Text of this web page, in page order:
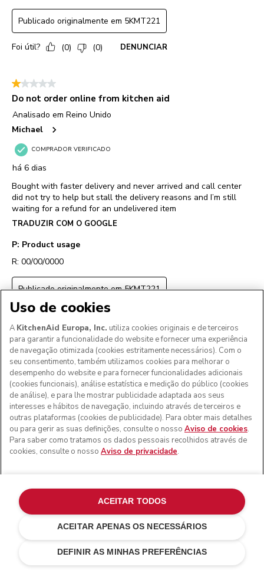
€ 83,30
€ 119,00
Poupar nos
Uso de cookies
A KitchenAid Europa, Inc. utiliza cookies originais e de terceiros
para garantir a funcionalidade do website e fornecer uma experiência
de navegação otimizada (cookies estritamente necessários). Com o
seu consentimento, também utilizamos cookies para melhorar o
desempenho do website e para fornecer funcionalidades adicionais
(cookies funcionais), análise estatística e medição do público (cookies
de análise), e para lhe mostrar publicidade adaptada aos seus
interesses e hábitos de navegação, incluindo através de terceiros e
outras plataformas (cookies de publicidade). Para obter mais detalhes
ou para gerir as suas definições, consulte o nosso Aviso de cookies.
Para saber como tratamos os dados pessoais recolhidos através de
cookies, consulte o nosso Aviso de privacidade.
DEFINIR AS MINHAS PREFERÊNCIAS
ACEITAR APENAS OS NECESSÁRIOS
ACEITAR TODOS